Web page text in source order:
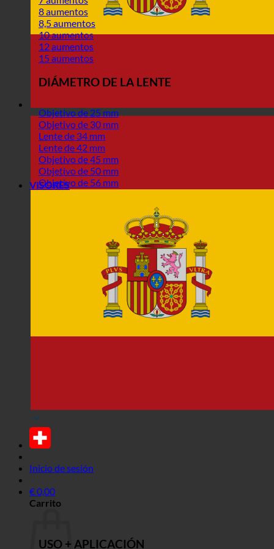
Inicio de sesión
€0,00
Carrito
8 aumentos
8,5 aumentos
10 aumentos
12 aumentos
15 aumentos
DIÁMETRO DE LA LENTE
Objetivo de 25 mm
Objetivo de 30 mm
Lente de 34 mm
Lente de 42 mm
Objetivo de 45 mm
Objetivo de 50 mm
Objetivo de 56 mm
VISORES
USO + APLICACIÓN